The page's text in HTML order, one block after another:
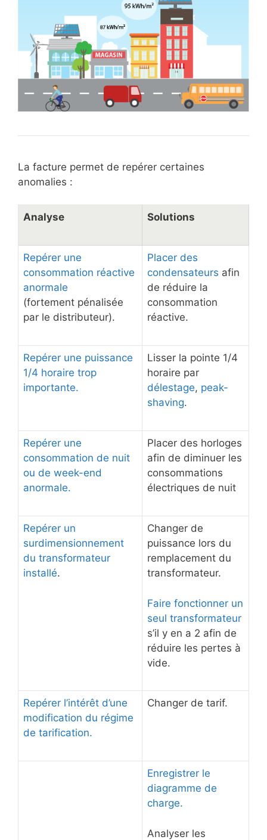
La facture permet de repérer certaines
anomalies :
Analyse Solutions
Repérer une
consommation réactive
anormale
(fortement pénalisée
par le distributeur).
Placer des
condensateurs afin
de réduire la
consommation
réactive.
Repérer une puissance
1/4 horaire trop
importante.
Lisser la pointe 1/4
horaire par
délestage, peak-
shaving.
Repérer une
consommation de nuit
ou de week-end
anormale.
Placer des horloges
afin de diminuer les
consommations
électriques de nuit
Repérer un
surdimensionnement
du transformateur
installé.
Changer de
puissance lors du
remplacement du
transformateur.
Faire fonctionner un
seul transformateur
s’il y en a 2 afin de
réduire les pertes à
vide.
Repérer l’intérêt d’une
modification du régime
de tarification.
Changer de tarif.
Enregistrer le
diagramme de
charge.
Analyser les